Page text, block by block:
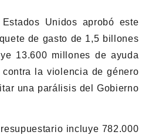
Unidos aprobó este
de gasto de 1,5 billones
13.600 millones de ayuda
la violencia de género
una parálisis del Gobierno
incluye 782.000